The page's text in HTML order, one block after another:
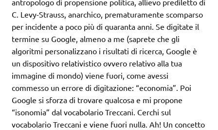
antropologo di propensione politica, allievo prediletto di
C. Levy-Strauss, anarchico, prematuramente scomparso
per incidente a poco più di quaranta anni. Se digitate il
termine su Google, almeno a me (saprete che gli
algoritmi personalizzano i risultati di ricerca, Google è
un dispositivo relativistico ovvero relativo alla tua
immagine di mondo) viene fuori, come avessi
commesso un errore di digitazione: “economia”. Poi
Google si sforza di trovare qualcosa e mi propone
“isonomia” dal vocabolario Treccani. Cerchi sul
vocabolario Treccani e viene fuori nulla. Ah! Un concetto